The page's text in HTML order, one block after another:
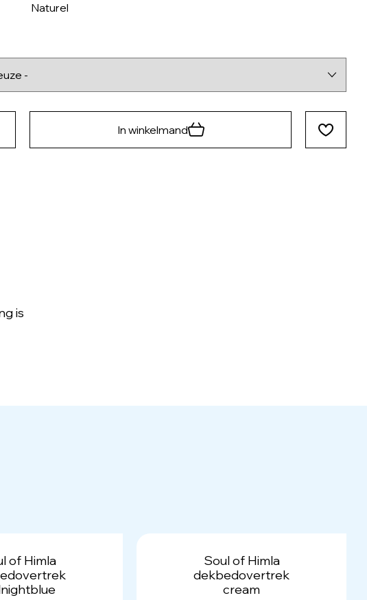
Naturel
In winkelmand
is
of Himla
Soul of Himla
dekbedovertrek
cream